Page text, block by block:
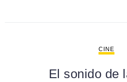
CINE
El sonido de